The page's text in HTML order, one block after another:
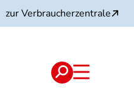
zur Verbraucherzentrale